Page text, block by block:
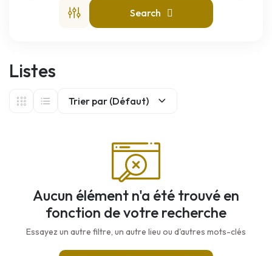
Search
Listes
Trier par (Défaut)
Aucun élément n'a été trouvé en
fonction de votre recherche
Essayez un autre filtre, un autre lieu ou d'autres mots-clés